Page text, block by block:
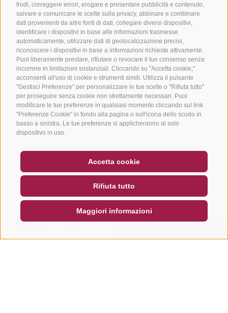
frodi, correggere errori, erogare e presentare pubblicità e contenuto,
salvare e comunicare le scelte sulla privacy, abbinare e combinare
dati provenienti da altre fonti di dati, collegare diversi dispositivi,
identificare i dispositivi in base alle informazioni trasmesse
automaticamente, utilizzare dati di geolocalizzazione precisi,
riconoscere i dispositivi in base a informazioni richieste attivamente.
Puoi liberamente prestare, rifiutare o revocare il tuo consenso senza
incorrere in limitazioni sostanziali. Cliccando su "Accetta cookie,"
acconsenti all'uso di cookie e strumenti simili. Utilizza il pulsante
"Gestisci Preferenze" per personalizzare le tue scelte o "Rifiuta tutto"
per proseguire senza cookie non strettamente necessari. Puoi
modificare le tue preferenze in qualsiasi momento cliccando sul link
"Preferenze Cookie" in fondo alla pagina o sull'icona dello scudo in
basso a sinistra. Le tue preferenze si applicheranno al solo
dispositivo in uso.
Accetta cookie
Rifiuta tutto
Maggiori informazioni
NEWSLETTER
SOCIAL WALL METEO